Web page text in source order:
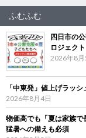
ふむふむ
四日市の
ロジェク
2026年8月
「中東発」値上げラッ
2026年8月4日
物価高でも「夏は家族
猛暑への備えも必須